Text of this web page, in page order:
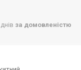
за домовленістю